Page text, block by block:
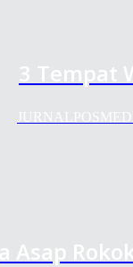
3 Tempat
Asap